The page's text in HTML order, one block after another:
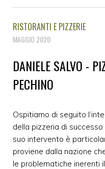
RISTORANTI E PIZZERIE
MAGGIO 2020
DANIELE SALVO -
PECHINO
Ospitiamo di seguito
della pizzeria di successo
suo intervento è
proviene dalla nazione
le problematiche inerenti